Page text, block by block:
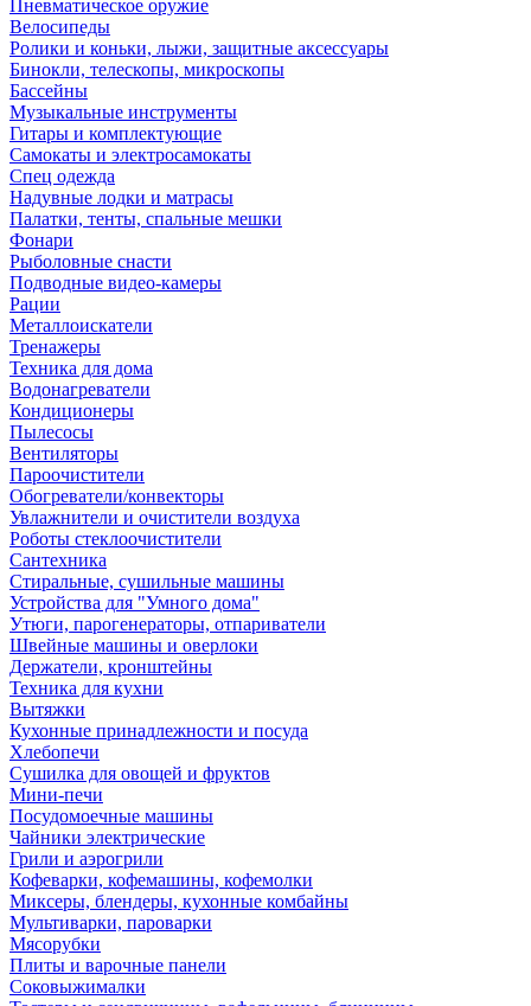
Пневматическое оружие
Велосипеды
Ролики и коньки, лыжи, защитные аксессуары
Бинокли, телескопы, микроскопы
Бассейны
Музыкальные инструменты
Гитары и комплектующие
Самокаты и электросамокаты
Спец одежда
Надувные лодки и матрасы
Палатки, тенты, спальные мешки
Фонари
Рыболовные снасти
Подводные видео-камеры
Рации
Металлоискатели
Тренажеры
Техника для дома
Водонагреватели
Кондиционеры
Пылесосы
Вентиляторы
Пароочистители
Обогреватели/конвекторы
Увлажнители и очистители воздуха
Роботы стеклоочистители
Сантехника
Стиральные, сушильные машины
Устройства для "Умного дома"
Утюги, парогенераторы, отпариватели
Швейные машины и оверлоки
Держатели, кронштейны
Техника для кухни
Вытяжки
Кухонные принадлежности и посуда
Хлебопечи
Сушилка для овощей и фруктов
Мини-печи
Посудомоечные машины
Чайники электрические
Грили и аэрогрили
Кофеварки, кофемашины, кофемолки
Миксеры, блендеры, кухонные комбайны
Мультиварки, пароварки
Мясорубки
Плиты и варочные панели
Соковыжималки